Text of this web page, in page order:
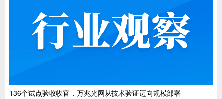
136个试点验收收官，万兆光网从技术验证迈向规模部署